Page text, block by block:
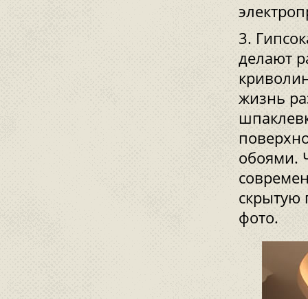
делают
жизнь
обоями.
скрытую
фото.